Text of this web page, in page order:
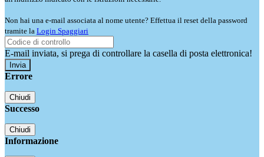
Non hai una e-mail associata al nome utente? Effettua il reset della password
tramite la Login Spaggiari
E-mail inviata, si prega di controllare la casella di posta elettronica!
Errore
Chiudi
Successo
Chiudi
Informazione